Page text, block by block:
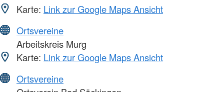
Karte: Link zur Google Maps Ansicht
Ortsvereine
Arbeitskreis Murg
Karte: Link zur Google Maps Ansicht
Ortsvereine